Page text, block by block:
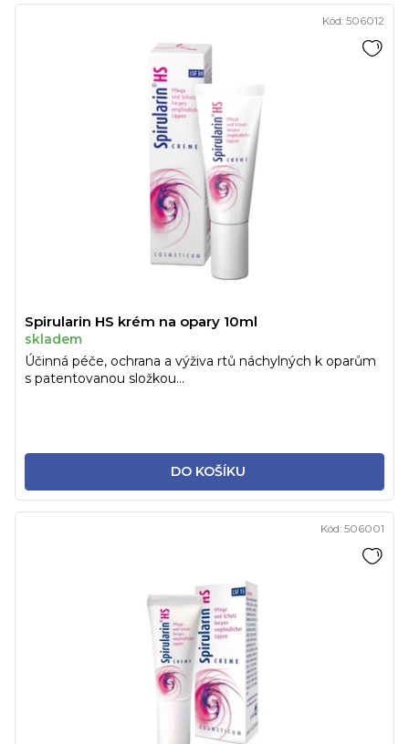
Spirularin HS krém na opary 10ml
skladem
DO KOŠÍKU
Účinná péče, ochrana a výživa rtů náchylných k oparům
s patentovanou složkou...
Kód: 506012
Kód: 506001